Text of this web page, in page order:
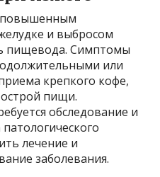
повышенным
и выбросом
пищевода. Симптомы
или
крепкого кофе,
пищи.
обследование и
лечение и
заболевания.